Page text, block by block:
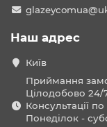
Наш адрес
Київ
Приймання
Цілодобово 24/
Консультації
Понеділок -